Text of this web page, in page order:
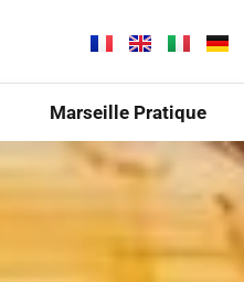
Marseille Pratique